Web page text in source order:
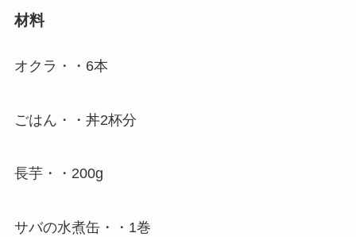
材料
オクラ・・6本
ごはん・・丼2杯分
長芋・・200g
サバの水煮缶・・1巻